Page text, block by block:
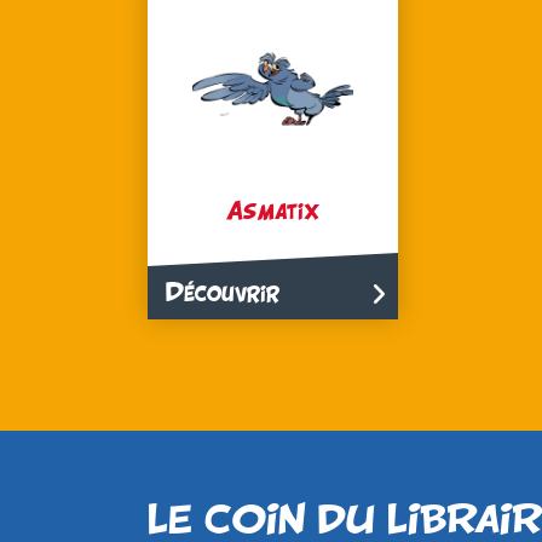
Asmatix
Découvrir
LE COIN DU